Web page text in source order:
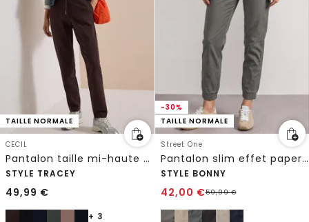
TAILLE NORMALE
CECIL
Pantalon taille mi-haute Slim Leg à jambes étroites, coupe décontractée
STYLE TRACEY
49,99 €
+ 3
-30%
TAILLE NORMALE
Street One
Pantalon slim effet paper touch
STYLE BONNY
42,00 €59,99€